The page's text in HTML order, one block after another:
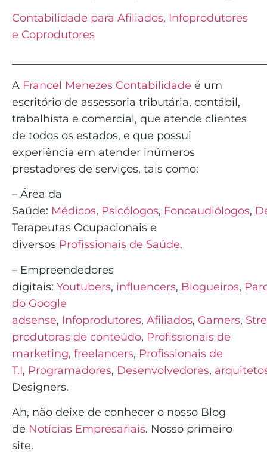
Contabilidade para Afiliados, Infoprodutores
e Coprodutores
A Francel Menezes Contabilidade é um
escritório de assessoria tributária, contábil,
trabalhista e comercial, que atende clientes
de todos os estados, e que possui
experiência em atender inúmeros
prestadores de serviços, tais como:
– Área da
Saúde: Médicos, Psicólogos, Fonoaudiólogos,
Terapeutas Ocupacionais e
diversos Profissionais de Saúde.
– Empreendedores
digitais: Youtubers, influencers, Blogueiros,
do Google
adsense, Infoprodutores, Afiliados, Gamers,
produtoras de conteúdo, Profissionais de
marketing, freelancers, Profissionais de
T.I, Programadores, Desenvolvedores,
Designers.
Ah, não deixe de conhecer o nosso Blog
de Notícias Empresariais. Nosso primeiro
site.